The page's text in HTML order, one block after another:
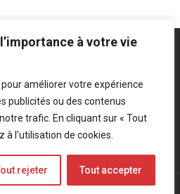
à votre vie
améliorer votre expérience
publicités ou des contenus
trafic. En cliquant sur « Tout
l’utilisation de cookies.
rejeter Tout accepter
confidentialité
Operations Blog - 2022